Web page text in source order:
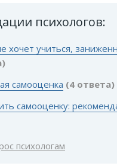
психологов:
хочет учиться,
самооценка (4 ответа)
самооценку:
психологам